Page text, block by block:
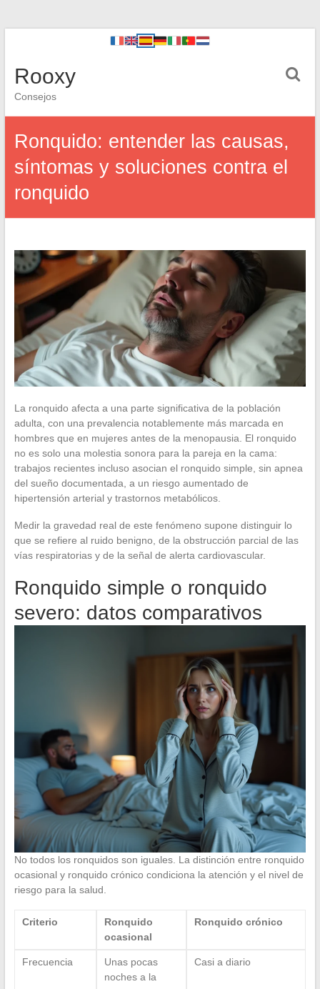
Rooxy
Consejos
Ronquido: entender las causas,
síntomas y soluciones contra el
ronquido
La ronquido afecta a una parte significativa de la población
adulta, con una prevalencia notablemente más marcada en
hombres que en mujeres antes de la menopausia. El ronquido
no es solo una molestia sonora para la pareja en la cama:
trabajos recientes incluso asocian el ronquido simple, sin apnea
del sueño documentada, a un riesgo aumentado de
hipertensión arterial y trastornos metabólicos.
Medir la gravedad real de este fenómeno supone distinguir lo
que se refiere al ruido benigno, de la obstrucción parcial de las
vías respiratorias y de la señal de alerta cardiovascular.
Ronquido simple o ronquido
severo: datos comparativos
No todos los ronquidos son iguales. La distinción entre ronquido
ocasional y ronquido crónico condiciona la atención y el nivel de
riesgo para la salud.
Criterio
Ronquido
ocasional
Ronquido crónico
Frecuencia
Unas pocas
noches a la
Casi a diario